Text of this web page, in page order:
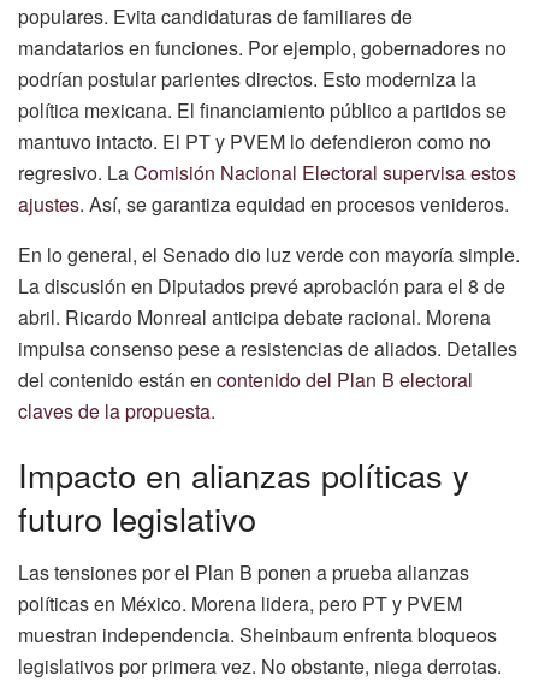
populares. Evita candidaturas de familiares de
mandatarios en funciones. Por ejemplo, gobernadores no
podrían postular parientes directos. Esto moderniza la
política mexicana. El financiamiento público a partidos se
mantuvo intacto. El PT y PVEM lo defendieron como no
regresivo. LaComisión Nacional Electoral supervisa estos
ajustes. Así, se garantiza equidad en procesos venideros.
En lo general, el Senado dio luz verde con mayoría simple.
La discusión en Diputados prevé aprobación para el 8 de
abril. Ricardo Monreal anticipa debate racional. Morena
impulsa consenso pese a resistencias de aliados. Detalles
del contenido están en contenido del Plan B electoral
claves de la propuesta.
Impacto en alianzas políticas y
futuro legislativo
Las tensiones por el Plan B ponen a prueba alianzas
políticas en México. Morena lidera, pero PT y PVEM
muestran independencia. Sheinbaum enfrenta bloqueos
legislativos por primera vez. No obstante, niega derrotas.